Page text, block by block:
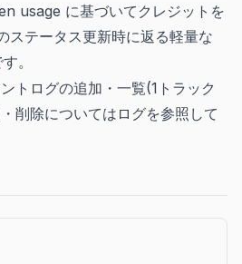
usage に基づいてクレジットを
ステータス更新時に返る軽量な
。
トログの追加・一覧(1トラック
削除についてはログを参照して